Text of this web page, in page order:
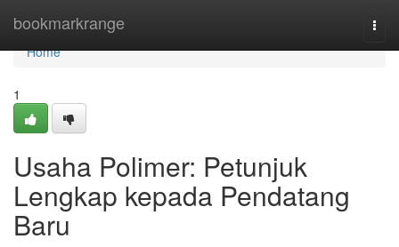
bookmarkrange
Home
Home
1
Usaha Polimer: Petunjuk
Lengkap kepada Pendatang
Baru